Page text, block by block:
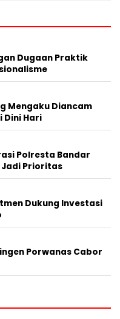
Dugaan Praktik
Mengaku Diancam
Dini Hari
Polresta Bandar
Jadi Prioritas
Dukung Investasi
Porwanas Cabor